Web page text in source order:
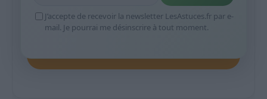
J’accepte de recevoir la newsletter LesAstuces.fr par e-
mail. Je pourrai me désinscrire à tout moment.